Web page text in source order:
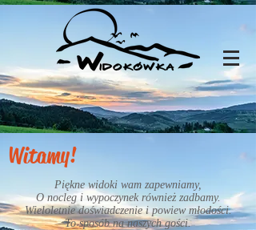
Witamy!
Piękne widoki wam zapewniamy,
O nocleg i wypoczynek również zadbamy.
Wieloletnie doświadczenie i powiew młodości.
To sposób na naszych gości.